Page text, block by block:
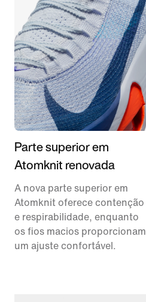
Parte superior em
Atomknit renovada
A nova parte superior em
Atomknit oferece contenção
e respirabilidade, enquanto
os fios macios proporcionam
um ajuste confortável.